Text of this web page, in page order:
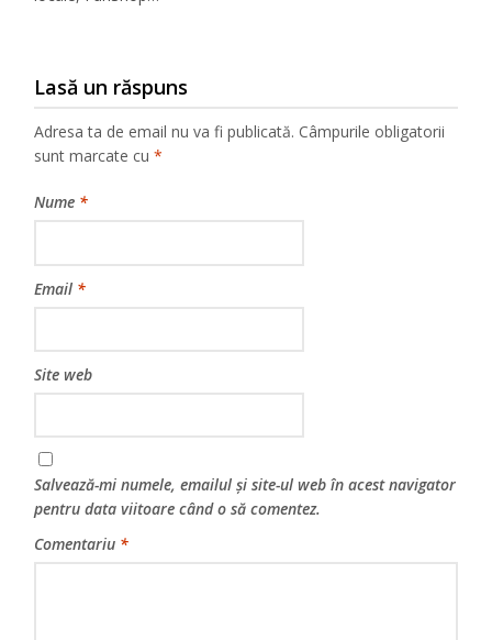
Lasă un răspuns
Adresa ta de email nu va fi publicată. Câmpurile obligatorii
sunt marcate cu*
Nume *
Email *
Site web
Salvează-mi numele, emailul și site-ul web în acest navigator
pentru data viitoare când o să comentez.
Comentariu *